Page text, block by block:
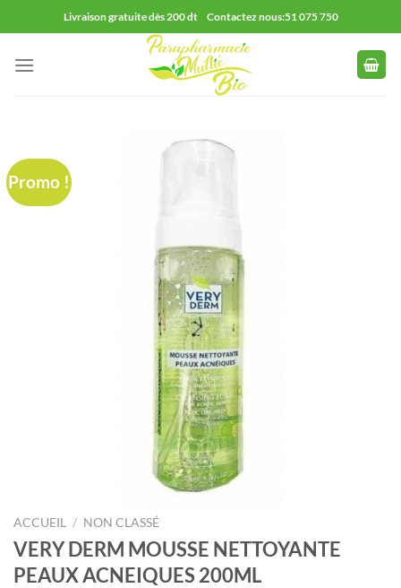
au
contenu
Livraison gratuite dès 200 dt Contactez nous:51 075 750
Promo !
ACCUEIL / NON CLASSÉ
VERY DERM MOUSSE NETTOYANTE
PEAUX ACNEIQUES 200ML